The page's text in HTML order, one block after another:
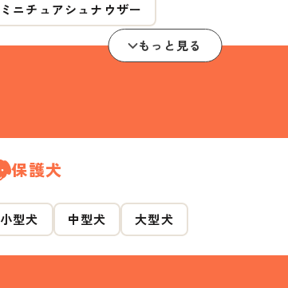
ミニチュアシュナウザー
もっと見る
保護犬
小型犬 中型犬 大型犬